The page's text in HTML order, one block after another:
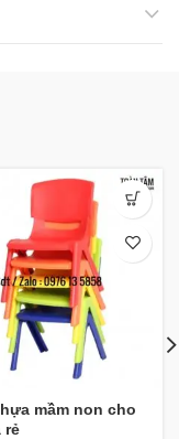
mầm non cho
rẻ